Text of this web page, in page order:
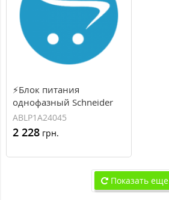
⚡Блок питания
однофазный Schneider
Electric, 24B, 100Вт, 4.5А
(ABLP1A24045)
ABLP1A24045
2 228 грн.
Показать еще